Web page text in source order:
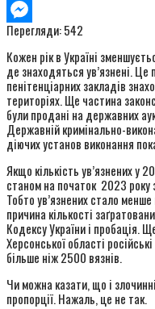
Telegram
Messenger
Перегляди:542
Кожен рік в Україні
де знаходяться ув’язнені.
пенітенціарних закладів
територіях. Ще частина
були продані на державних
Державній кримінально-
діючих установ виконання
Якщо кількість ув’язнених у
станом на початок 2023 року
Тобто ув’язнених стало
причина кількості
Кодексу України і пробація.
Херсонської області
більше ніж 2500 вязнів.
Чи можна казати, що і
пропорції. Нажаль, це не так.